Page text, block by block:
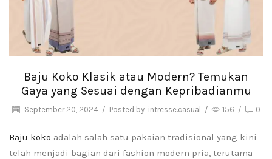
Baju Koko Klasik atau Modern? Temukan
Gaya yang Sesuai dengan Kepribadianmu
September 20, 2024 / Posted by intresse.casual / 156 / 0
Baju koko adalah salah satu pakaian tradisional yang kini
telah menjadi bagian dari fashion modern pria, terutama